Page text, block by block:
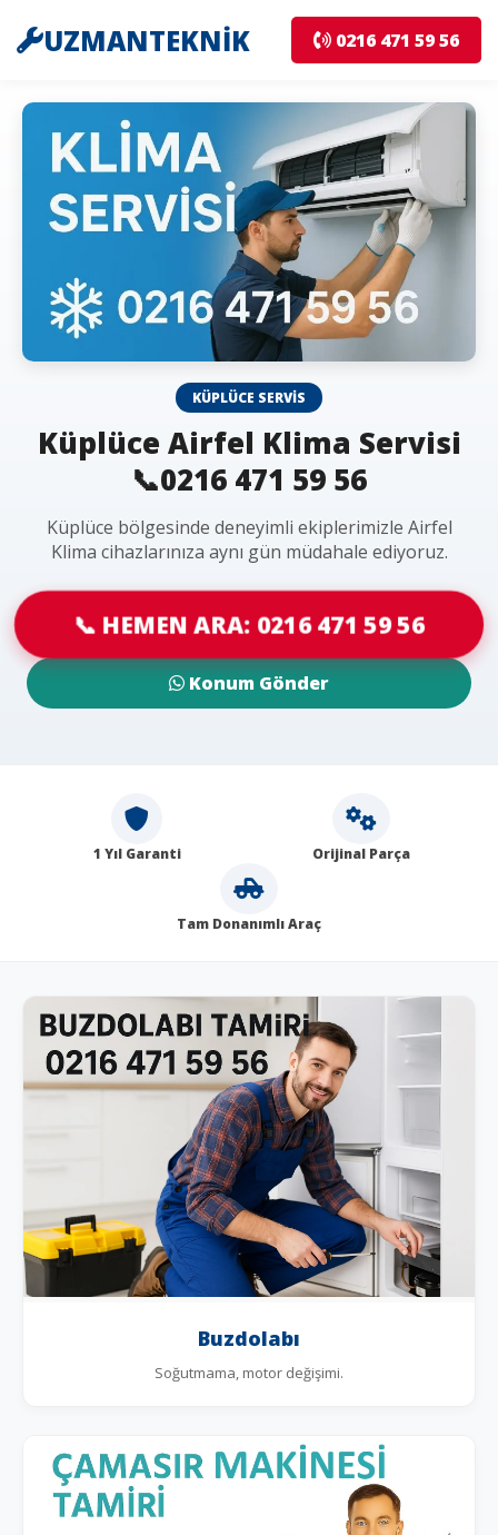
UZMANTEKNİK 0216 471 59 56
KÜPLÜCE SERVIS
Küplüce Airfel Klima Servisi
📞0216 471 59 56
Küplüce bölgesinde deneyimli ekiplerimizle Airfel
Klima cihazlarınıza aynı gün müdahale ediyoruz.
📞 HEMEN ARA: 0216 471 59 56
Konum Gönder
1 Yıl Garanti Orijinal Parça
Tam Donanımlı Araç
Buzdolabı
Soğutmama, motor değişimi.